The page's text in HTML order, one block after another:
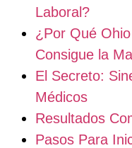
Laboral?
¿Por Qué
Consigue la
El Secreto:
Médicos
Resultados
Pasos Para